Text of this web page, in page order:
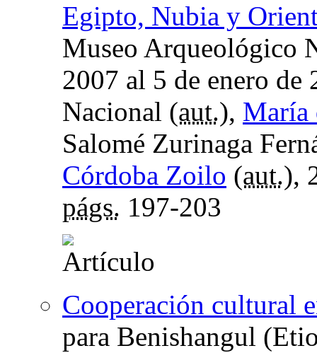
Egipto, Nubia y
Museo Arqueológico
2007 al 5 de enero de
Nacional (aut.), María
Salomé Zurinaga
Córdoba Zoilo (aut.),
págs. 197-203
Cooperación cultural
para Benishangul